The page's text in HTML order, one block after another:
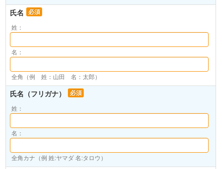
努
氏名
必須
姓：
名：
全角（例 姓：山田 名：太郎）
氏名（フリガナ）
必須
姓：
名：
全角カナ（例 姓:ヤマダ 名:タロウ）